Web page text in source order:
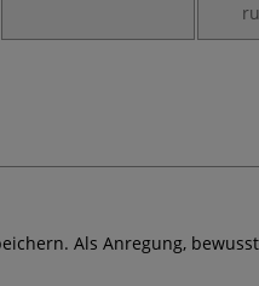
Als Anregung,